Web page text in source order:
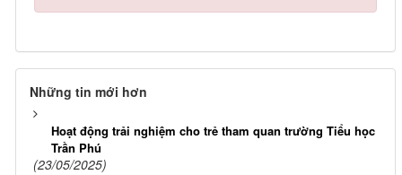
Những tin mới hơn
Hoạt động trải nghiệm cho trẻ tham quan trường Tiểu học
Trần Phú
(23/05/2025)